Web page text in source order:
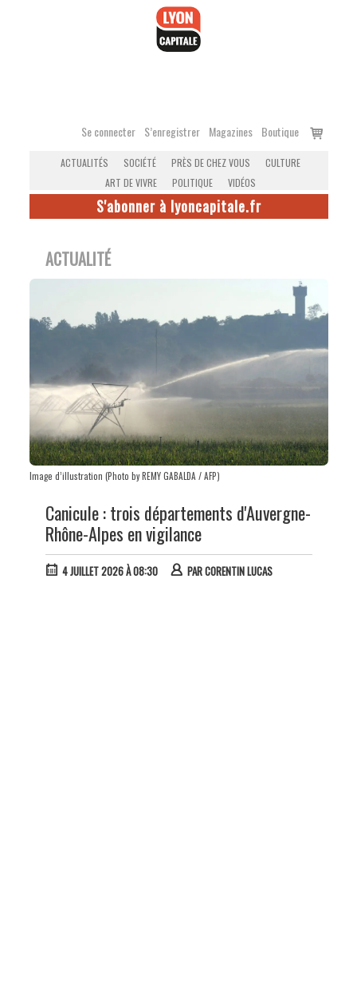
Se connecter S’enregistrer Magazines Boutique
Voir
ACTUALITÉS SOCIÉTÉ PRÈS DE CHEZ VOUS
CULTURE
ART DE VIVRE
POLITIQUE VIDÉOS
S'abonner à lyoncapitale.fr
ACTUALITÉ
Image d’illustration (Photo by REMY GABALDA / AFP)
Canicule : trois départements d'Auvergne-
Rhône-Alpes en vigilance
4 JUILLET 2026 À 08:30 PARCORENTIN LUCAS